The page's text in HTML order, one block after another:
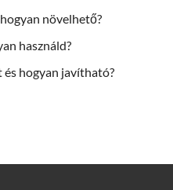
növelhető?
használd?
hogyan javítható?